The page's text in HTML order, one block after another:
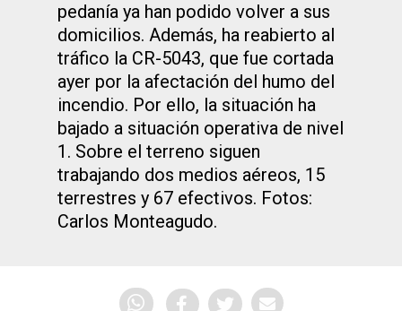
pedanía ya han podido volver a sus
domicilios. Además, ha reabierto al
tráfico la CR-5043, que fue cortada
ayer por la afectación del humo del
incendio. Por ello, la situación ha
bajado a situación operativa de nivel
1. Sobre el terreno siguen
trabajando dos medios aéreos, 15
terrestres y 67 efectivos. Fotos:
Carlos Monteagudo.